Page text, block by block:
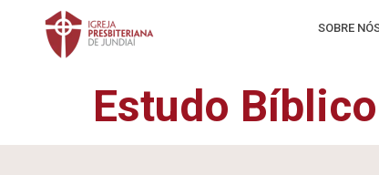
SOBRE
Estudo